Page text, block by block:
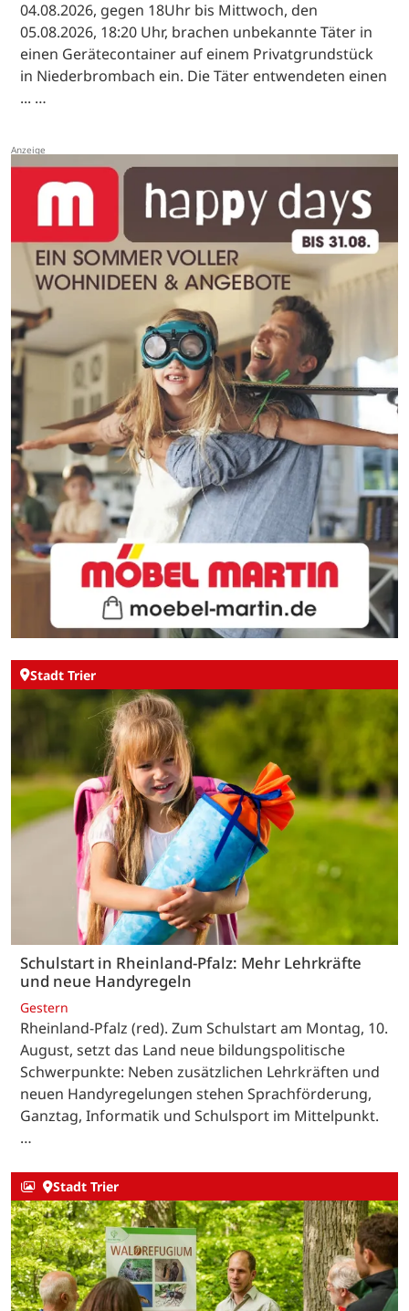
04.08.2026, gegen 18Uhr bis Mittwoch, den
05.08.2026, 18:20 Uhr, brachen unbekannte Täter in
einen Gerätecontainer auf einem Privatgrundstück
in Niederbrombach ein. Die Täter entwendeten einen
... …
Stadt Trier
Schulstart in Rheinland-Pfalz: Mehr Lehrkräfte
und neue Handyregeln
Gestern
Rheinland-Pfalz (red). Zum Schulstart am Montag, 10.
August, setzt das Land neue bildungspolitische
Schwerpunkte: Neben zusätzlichen Lehrkräften und
neuen Handyregelungen stehen Sprachförderung,
Ganztag, Informatik und Schulsport im Mittelpunkt.
…
Stadt Trier